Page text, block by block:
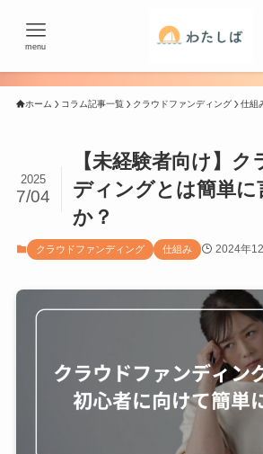
menu
ホーム コラム記事一覧 クラウドファンディング 仕組
【未経験者向け】
ディングとは簡単に
か？
2025
7/04
クラウドファンディング 仕組み 2024年